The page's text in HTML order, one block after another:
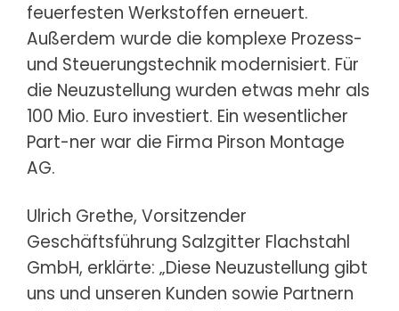
feuerfesten Werkstoffen erneuert.
Außerdem wurde die komplexe Prozess-
und Steuerungstechnik modernisiert. Für
die Neuzustellung wurden etwas mehr als
100 Mio. Euro investiert. Ein wesentlicher
Part-ner war die Firma Pirson Montage
AG.
Ulrich Grethe, Vorsitzender
Geschäftsführung Salzgitter Flachstahl
GmbH, erklärte: „Diese Neuzustellung gibt
uns und unseren Kunden sowie Partnern